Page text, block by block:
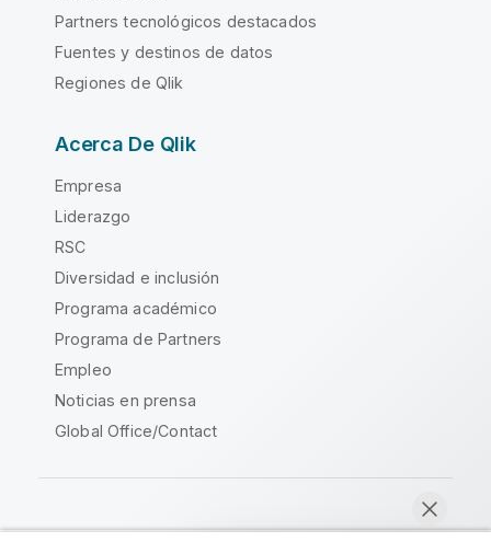
Partners tecnológicos destacados
Fuentes y destinos de datos
Regiones de Qlik
Acerca De Qlik
Empresa
Liderazgo
RSC
Diversidad e inclusión
Programa académico
Programa de Partners
Empleo
Noticias en prensa
Global Office/Contact